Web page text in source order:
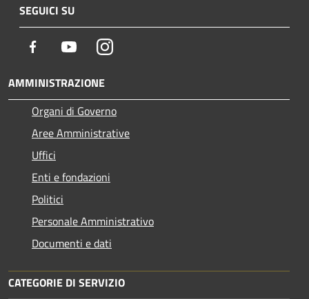
SEGUICI SU
Facebook YoutubeInstagram
AMMINISTRAZIONE
Organi di Governo
Aree Amministrative
Uffici
Enti e fondazioni
Politici
Personale Amministrativo
Documenti e dati
CATEGORIE DI SERVIZIO